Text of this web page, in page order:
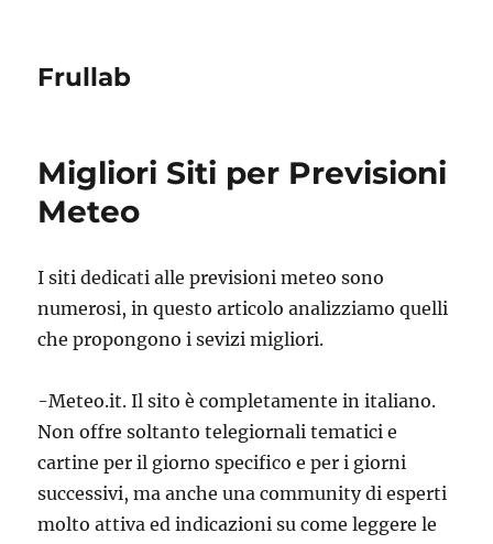
Frullab
Migliori Siti per Previsioni
Meteo
I siti dedicati alle previsioni meteo sono
numerosi, in questo articolo analizziamo quelli
che propongono i sevizi migliori.
-Meteo.it. Il sito è completamente in italiano.
Non offre soltanto telegiornali tematici e
cartine per il giorno specifico e per i giorni
successivi, ma anche una community di esperti
molto attiva ed indicazioni su come leggere le